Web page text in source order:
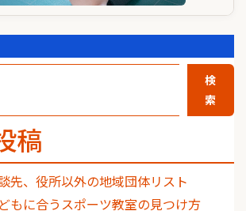
検
索
稿
先、役所以外の地域団体リスト
もに合うスポーツ教室の見つけ方